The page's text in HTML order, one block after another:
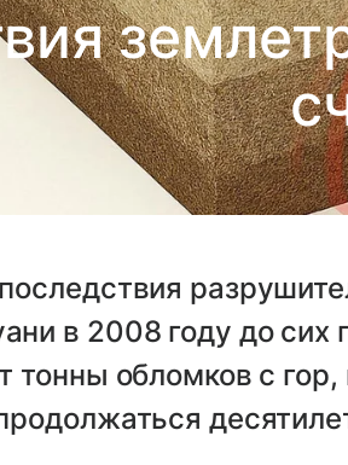
в 2008 году до сих
тонны обломков с гор,